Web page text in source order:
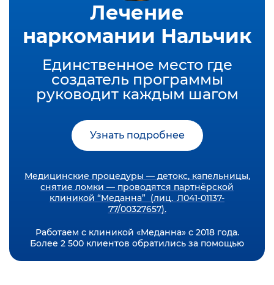
Лечение
наркомании Нальчик
Единственное место где
создатель программы
руководит каждым шагом
Узнать подробнее
Медицинские процедуры — детокс, капельницы,
снятие ломки — проводятся партнёрской
клиникой “Меданна” (лиц. Л041-01137-
77/00327657).
Работаем с клиникой «Меданна» с 2018 года.
Более 2 500 клиентов обратились за помощью